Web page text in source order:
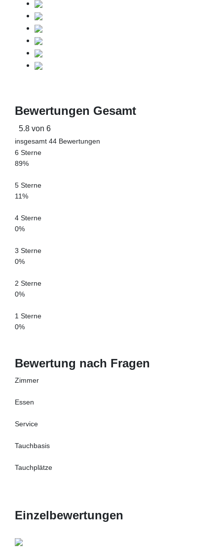
Bewertungen Gesamt
5.8 von 6
insgesamt 44 Bewertungen
6 Sterne
89%
5 Sterne
11%
4 Sterne
0%
3 Sterne
0%
2 Sterne
0%
1 Sterne
0%
Bewertung nach Fragen
Zimmer
Essen
Service
Tauchbasis
Tauchplätze
Einzelbewertungen